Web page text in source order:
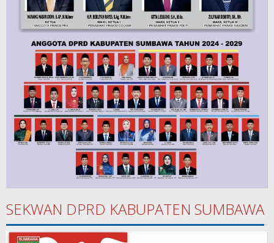
SEKWAN DPRD KABUPATEN SUMBAWA